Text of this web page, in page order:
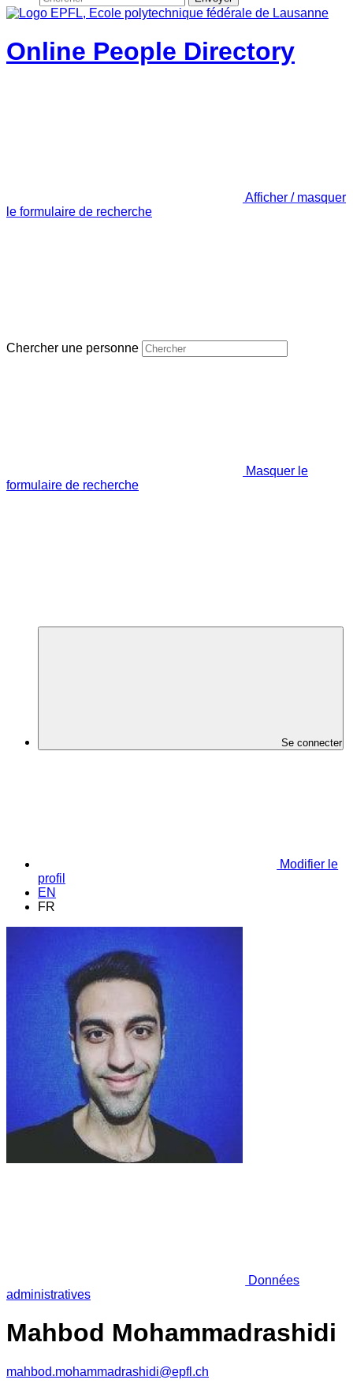
Online People Directory
Afficher / masquer
le formulaire de recherche
Chercher une personne
Masquer le
formulaire de recherche
Se connecter
Modifier le
profil
EN
FR
Données
administratives
Mahbod Mohammadrashidi
mahbod.mohammadrashidi@epfl.ch